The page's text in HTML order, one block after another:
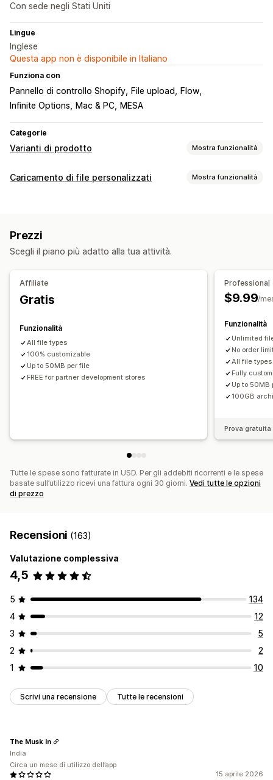
Con sede negli Stati Uniti
Lingue
Inglese
Questa app non è disponibile in Italiano
Funziona con
Pannello di controllo Shopify File upload
Flow
Infinite Options
Mac & PC MESA
Categorie
Varianti di prodotto Mostra funzionalità
Personalizzazione
Prezzi
Componenti aggiuntivi
Caricamento di file personalizzati Mostra funzionalità
Regole personalizzate
Prezzi
Scegli il piano più adatto alla tua attività.
Affiliate
Gratis
Funzionalità
All file types
100% customizable
Up to 50MB per file
FREE for partner development stores
Professional
$9.99/
Funzionalità
Unlimited
No order
All file types
Fully
Up to 50MB
100GB
Prova
Tutte le spese sono fatturate in USD. Per gli addebiti ricorrenti e le spese
basate sull’utilizzo ricevi una fattura ogni 30 giorni. Vedi tutte le opzioni
di prezzo
Recensioni (163)
Valutazione complessiva
4,5
5
134
4
12
3
5
2
2
1
10
Scrivi una recensione Tutte le recensioni
15 aprile 2026
The Musk In
India
Circa un mese di utilizzo dell’app